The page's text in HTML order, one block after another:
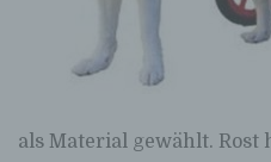
als Material gewählt. Rost